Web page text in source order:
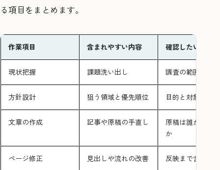
る項目をまとめます。
作業項目 含まれやすい内容 確認したいこと
現状把握 課題洗い出し 調査の範囲と対
方針設計 狙う領域と優先順位 目的と対象ペー
文章の作成 記事や原稿の手直し
原稿は誰が用意
か
ページ修正 見出しや流れの改善 反映まで含むか